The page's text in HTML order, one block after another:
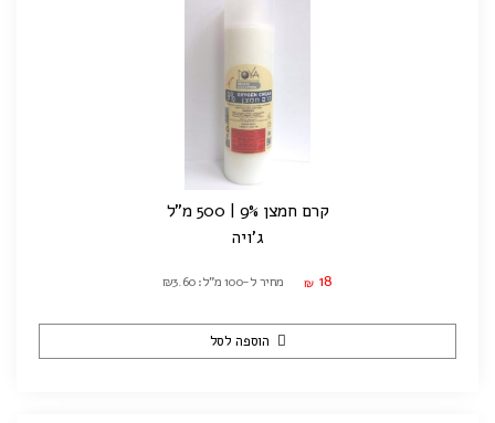
קרם חמצן 9% | 500 מ"ל
ג'ויה
₪ 18 מחיר ל-100 מ"ל: ₪3.60
הוספה לסל